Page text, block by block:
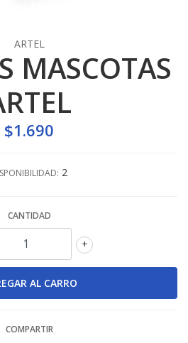
ARTEL
MASCOTAS
$1.690
2
CANTIDAD
+
COMPARTIR